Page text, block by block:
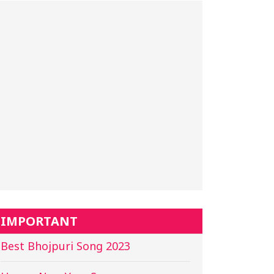
IMPORTANT
Best Bhojpuri Song 2023